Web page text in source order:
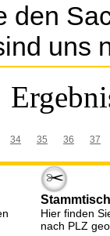
den
uns
34 35 36 37
Hier finden
nach PLZ